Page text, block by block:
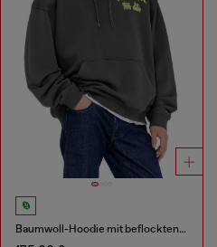
Baumwoll-Hoodie mit beflockten Grafiken